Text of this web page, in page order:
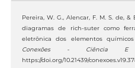
Pereira, W. G., Alencar, F. M. S. de,
diagramas de rich-suter como
eletrônica dos elementos
Conexões - Ciência E
https://doi.org/10.21439/